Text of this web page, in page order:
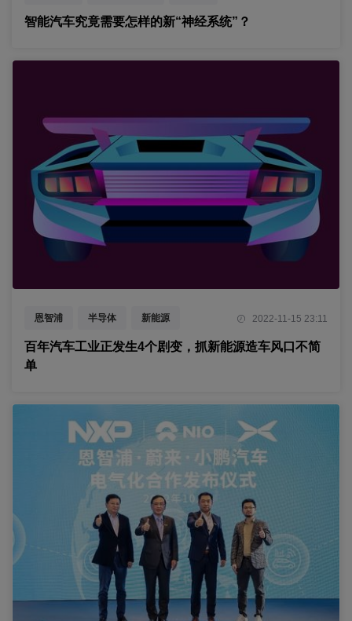
广汽埃安
智能汽车究竟需要怎样的新“神经系统”？
恩智浦 半导体 新能源
电动汽车 蔚来汽车
2022-11-15 23:11
百年汽车工业正发生4个剧变，抓新能源造车风口不简
单